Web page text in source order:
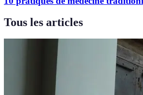
Tous les articles